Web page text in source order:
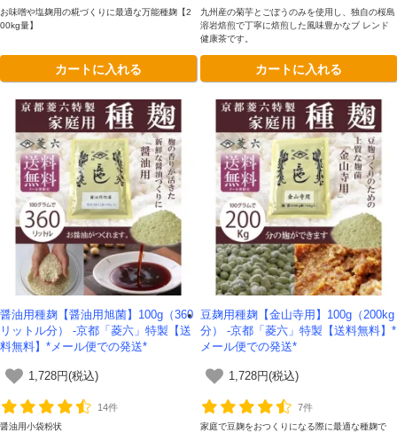
お味噌や塩麹用の糀づくりに最適な万能種麹【2
00kg量】
カートに入れる
九州産の菊芋とごぼうのみを使用し、独自の桜島
溶岩焙煎で丁寧に焙煎した風味豊かなブ レンド
健康茶です。
カートに入れる
醤油用種麹【醤油用旭菌】100g（360
リットル分） -京都「菱六」特製【送
料無料】*メール便での発送*
1,728円(税込)
14件
醤油用小袋粉状
豆麹用種麹【金山寺用】100g（200kg
分） -京都「菱六」特製【送料無料】*
メール便での発送*
1,728円(税込)
7件
家庭で豆麹をおつくりになる際に最適な種麹で